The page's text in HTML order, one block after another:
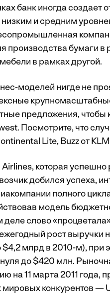
банк иногда создает
и средним
производства бумаги в
в рамках другой.
моделей нигде не
предложения, чтобы
Посмотрите, что
Lite, Buzz от
которая успешно
добился успеха,
полного
модель
слово
рост выручки
млрд в 2010-м), при
до $420 млн.
на 11 марта 2011 года,
конкурентов —